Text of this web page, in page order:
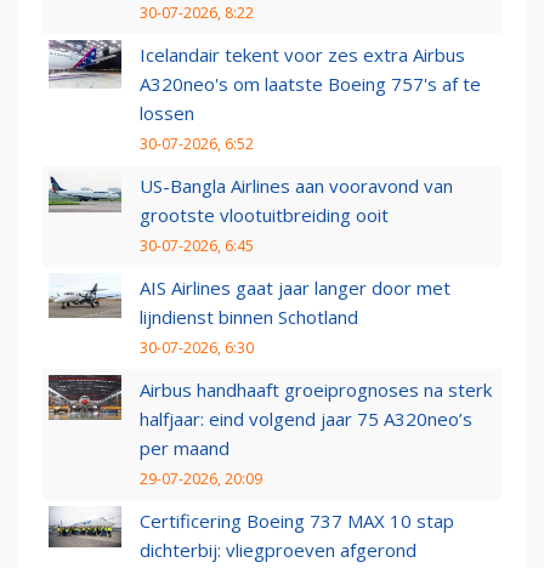
30-07-2026, 8:22
Icelandair tekent voor zes extra Airbus
A320neo's om laatste Boeing 757's af te
lossen
30-07-2026, 6:52
US-Bangla Airlines aan vooravond van
grootste vlootuitbreiding ooit
30-07-2026, 6:45
AIS Airlines gaat jaar langer door met
lijndienst binnen Schotland
30-07-2026, 6:30
Airbus handhaaft groeiprognoses na sterk
halfjaar: eind volgend jaar 75 A320neo’s
per maand
29-07-2026, 20:09
Certificering Boeing 737 MAX 10 stap
dichterbij: vliegproeven afgerond